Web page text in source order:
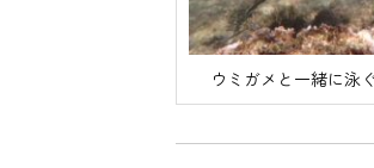
ウミガメと一緒に泳